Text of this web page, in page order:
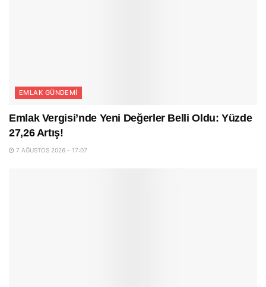
EMLAK GÜNDEMI
Emlak Vergisi’nde Yeni Değerler Belli Oldu: Yüzde
27,26 Artış!
7 AĞUSTOS 2026 - 17:07